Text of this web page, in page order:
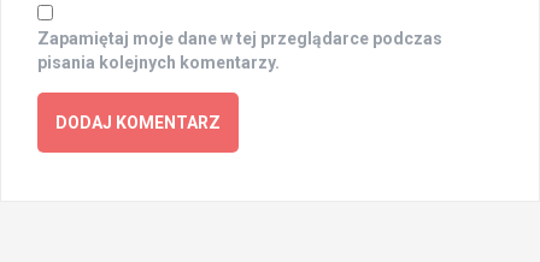
Zapamiętaj moje dane w tej przeglądarce podczas
pisania kolejnych komentarzy.